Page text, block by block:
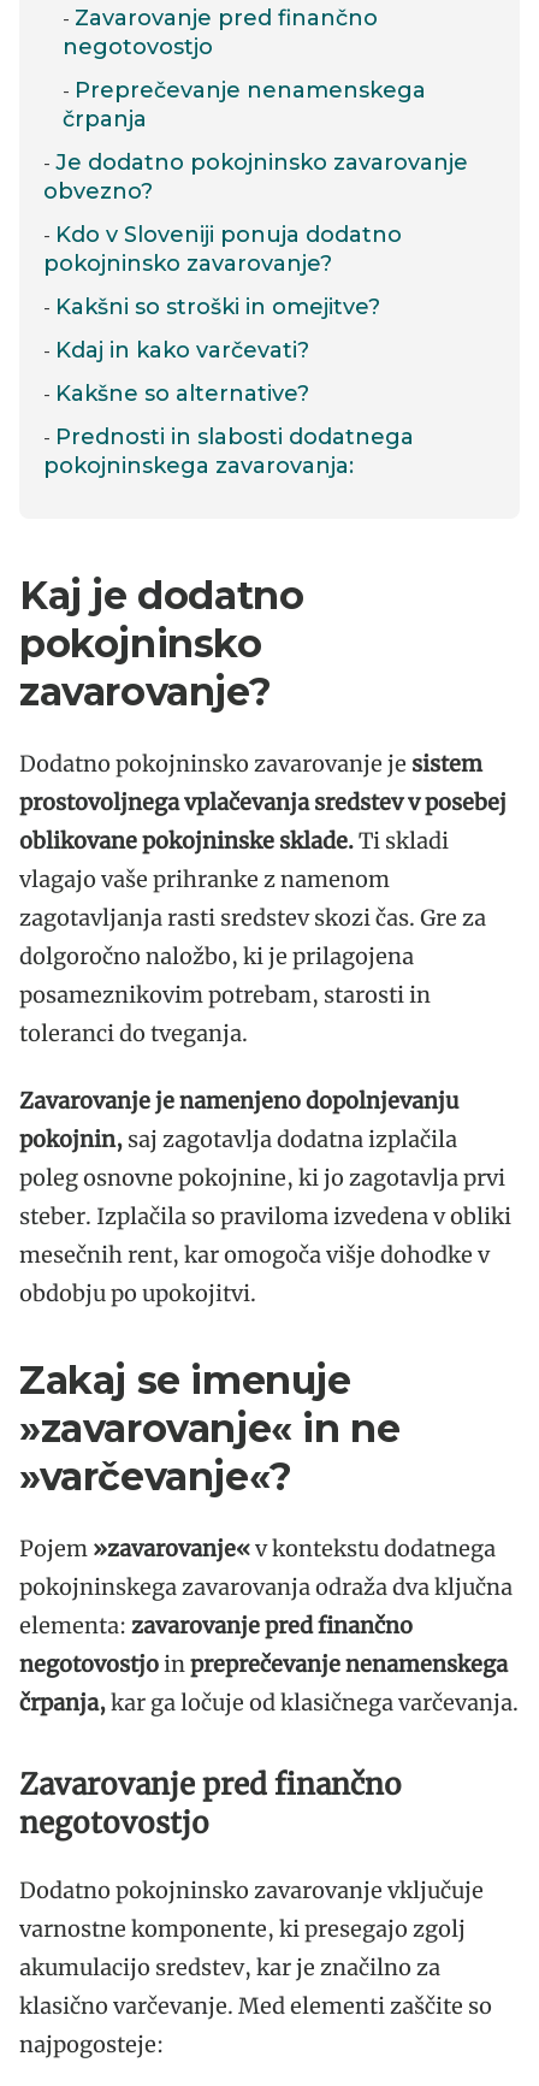
Zavarovanje pred finančno
negotovostjo
Preprečevanje nenamenskega
črpanja
Je dodatno pokojninsko zavarovanje
obvezno?
Kdo v Sloveniji ponuja dodatno
pokojninsko zavarovanje?
Kakšni so stroški in omejitve?
Kdaj in kako varčevati?
Kakšne so alternative?
Prednosti in slabosti dodatnega
pokojninskega zavarovanja:
Kaj je dodatno
pokojninsko
zavarovanje?
Dodatno pokojninsko zavarovanje je sistem
prostovoljnega vplačevanja sredstev v posebej
oblikovane pokojninske sklade.Ti skladi
vlagajo vaše prihranke z namenom
zagotavljanja rasti sredstev skozi čas. Gre za
dolgoročno naložbo, ki je prilagojena
posameznikovim potrebam, starosti in
toleranci do tveganja.
Zavarovanje je namenjeno dopolnjevanju
pokojnin, saj zagotavlja dodatna izplačila
poleg osnovne pokojnine, ki jo zagotavlja prvi
steber. Izplačila so praviloma izvedena v obliki
mesečnih rent, kar omogoča višje dohodke v
obdobju po upokojitvi.
Zakaj se imenuje
»zavarovanje« in ne
»varčevanje«?
Pojem »zavarovanje«v kontekstu dodatnega
pokojninskega zavarovanja odraža dva ključna
elementa: zavarovanje pred finančno
negotovostjoin preprečevanje nenamenskega
črpanja,kar ga ločuje od klasičnega varčevanja.
Zavarovanje pred finančno
negotovostjo
Dodatno pokojninsko zavarovanje vključuje
varnostne komponente, ki presegajo zgolj
akumulacijo sredstev, kar je značilno za
klasično varčevanje. Med elementi zaščite so
najpogosteje: